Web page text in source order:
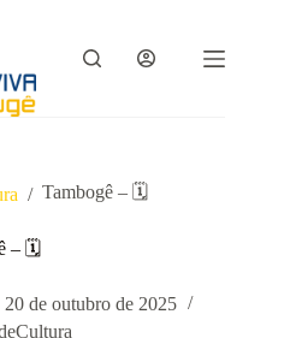
/ Tambogê – 🗓
– 🗓
20 de outubro de 2025